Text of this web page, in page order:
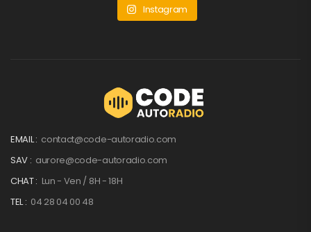
Instagram
EMAIL : contact@code-autoradio.com
SAV : aurore@code-autoradio.com
CHAT : Lun - Ven / 8H - 18H
TEL : 04 28 04 00 48